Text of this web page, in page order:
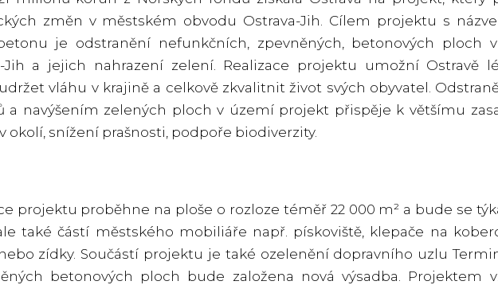
změn v městském obvodu Ostrava-Jih. Cílem projektu s
je odstranění nefunkčních, zpevněných, betonových ploch
Jih a jejich nahrazení zelení. Realizace projektu umožní Ostravě
vláhu v krajině a celkově zkvalitnit život svých obyvatel.
a navýšením zelených ploch v území projekt přispěje k většímu
okolí, snížení prašnosti, podpoře biodiverzity.
projektu proběhne na ploše o rozloze téměř 22 000 m² a bude se
také částí městského mobiliáře např. pískoviště, klepače na
zídky. Součástí projektu je také ozelenění dopravního uzlu
betonových ploch bude založena nová výsadba. Projektem